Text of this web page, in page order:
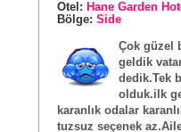
Otel: Hane Garden
Bölge: Side
Çok güzel
geldik
dedik.Tek
olduk.ilk
karanlık odalar
tuzsuz seçenek